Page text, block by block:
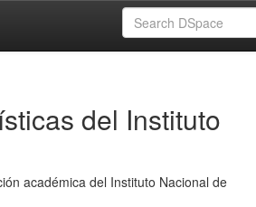
del Instituto
académica del Instituto Nacional de